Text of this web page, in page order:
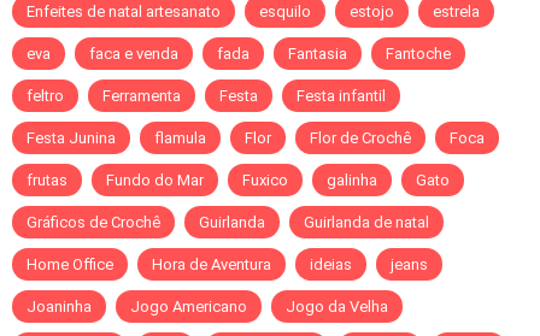
Enfeites de natal artesanato esquilo estojo estrela
eva faca e venda fada Fantasia Fantoche
feltro Ferramenta Festa Festa infantil
Festa Junina flamula Flor Flor de Crochê Foca
frutas Fundo do Mar Fuxico galinha Gato
Gráficos de Crochê Guirlanda Guirlanda de natal
Home Office Hora de Aventura ideias jeans
Joaninha Jogo Americano Jogo da Velha